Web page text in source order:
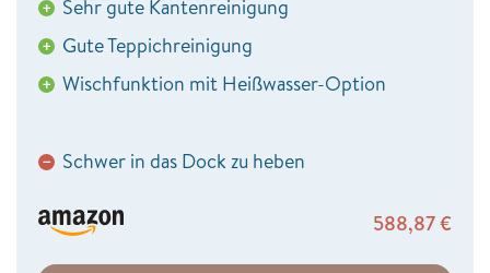
+ Sehr gute Kantenreinigung
+ Gute Teppichreinigung
+ Wischfunktion mit Heißwasser-Option
− Schwer in das Dock zu heben
588,87€